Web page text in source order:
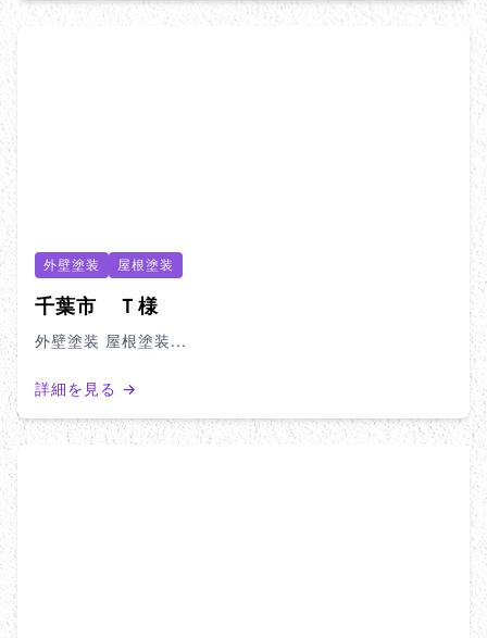
外壁塗装 屋根塗装
千葉市 Ｔ様
外壁塗装 屋根塗装...
詳細を見る →